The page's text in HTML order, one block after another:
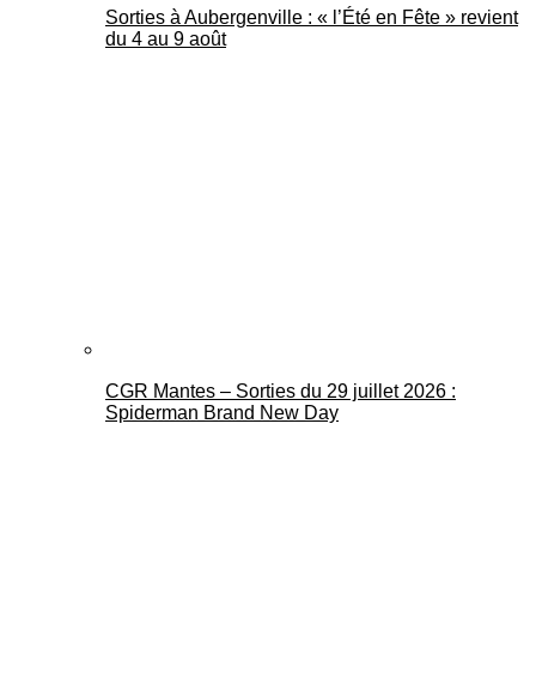
Sorties à Aubergenville : « l’Été en Fête » revient
du 4 au 9 août
CGR Mantes – Sorties du 29 juillet 2026 :
Spiderman Brand New Day